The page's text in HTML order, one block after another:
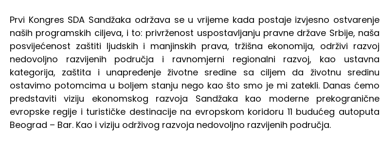
Prvi Kongres SDA Sandžaka održava se u vrijeme kada postaje izvjesno ostvarenje
naših programskih ciljeva, i to: privrženost uspostavljanju pravne države Srbije, naša
posvijećenost zaštiti ljudskih i manjinskih prava, tržišna ekonomija, održivi razvoj
nedovoljno razvijenih područja i ravnomjerni regionalni razvoj, kao ustavna
kategorija, zaštita i unapređenje životne sredine sa ciljem da životnu sredinu
ostavimo potomcima u boljem stanju nego kao što smo je mi zatekli. Danas ćemo
predstaviti viziju ekonomskog razvoja Sandžaka kao moderne prekogranične
evropske regije i turističke destinacije na evropskom koridoru 11 budućeg autoputa
Beograd – Bar. Kao i viziju održivog razvoja nedovoljno razvijenih područja.